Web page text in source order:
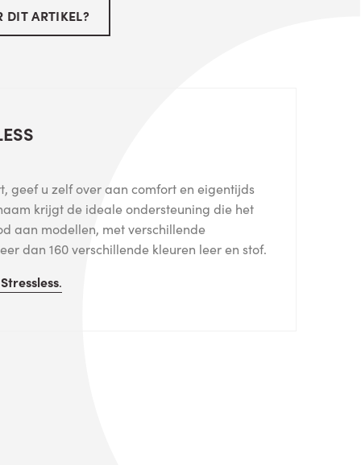
DIT ARTIKEL?
geef u zelf over aan comfort en eigentijds
krijgt de ideale ondersteuning die het
aan modellen, met verschillende
dan 160 verschillende kleuren leer en stof.
Stressless.